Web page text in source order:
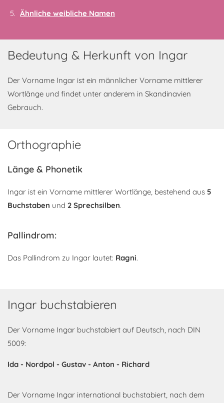
Ähnliche weibliche Namen
Bedeutung & Herkunft von Ingar
Der Vorname Ingar ist ein männlicher Vorname mittlerer
Wortlänge und findet unter anderem in Skandinavien
Gebrauch.
Orthographie
Länge & Phonetik
Ingar ist ein Vorname mittlerer Wortlänge, bestehend aus 5
Buchstaben und 2 Sprechsilben.
Pallindrom:
Das Pallindrom zu Ingar lautet: Ragni.
Ingar buchstabieren
Der Vorname Ingar buchstabiert auf Deutsch, nach DIN
5009:
Ida - Nordpol - Gustav - Anton - Richard
Der Vorname Ingar international buchstabiert, nach dem